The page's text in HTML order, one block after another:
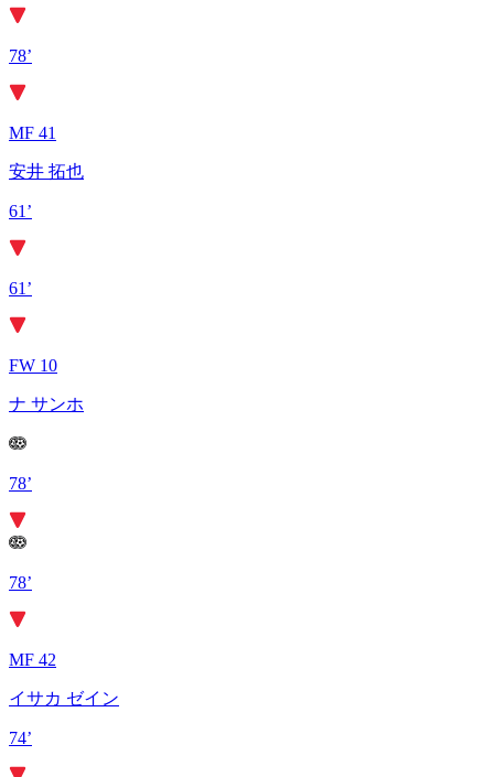
78’
MF 41
安井 拓也
61’
61’
FW 10
ナ サンホ
78’
78’
MF 42
イサカ ゼイン
74’